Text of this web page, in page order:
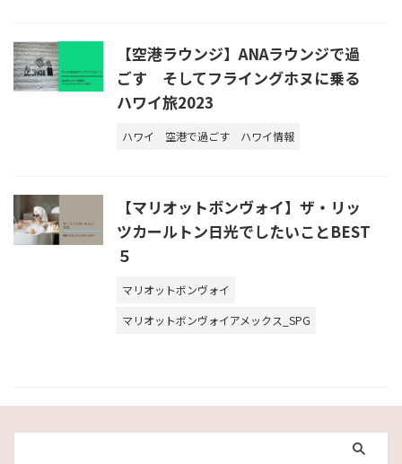
【空港ラウンジ】ANAラウンジで過
ごす そしてフライングホヌに乗る
ハワイ旅2023
ハワイ 空港で過ごす ハワイ情報
【マリオットボンヴォイ】ザ・リッ
ツカールトン日光でしたいことBEST
５
マリオットボンヴォイ
マリオットボンヴォイアメックス_SPG